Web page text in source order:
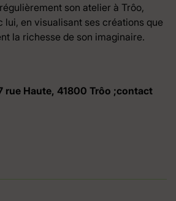
son atelier à Trôo,
lui, en visualisant ses créations que
la richesse de son imaginaire.
rue Haute, 41800 Trôo ;contact